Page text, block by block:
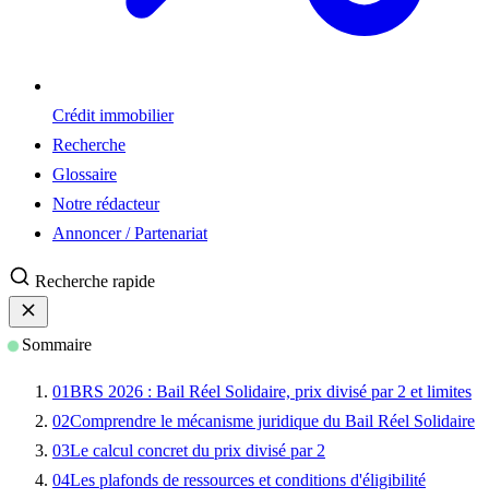
Crédit immobilier
Recherche
Glossaire
Notre rédacteur
Annoncer / Partenariat
Recherche rapide
Sommaire
01BRS 2026 : Bail Réel Solidaire, prix divisé par 2 et limites
02Comprendre le mécanisme juridique du Bail Réel Solidaire
03Le calcul concret du prix divisé par 2
04Les plafonds de ressources et conditions d'éligibilité